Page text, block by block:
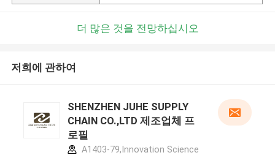
더 많은 것을 전망하십시오
저희에 관하여
SHENZHEN JUHE SUPPLY
CHAIN CO.,LTD 제조업체 프
로필
A1403-79,Innovation Science